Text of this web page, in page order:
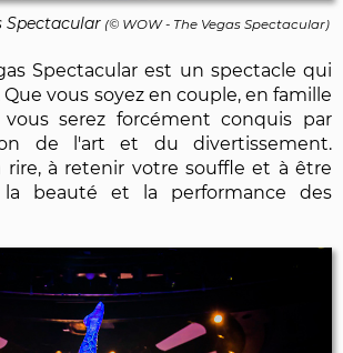
Spectacular (© WOW - The Vegas Spectacular)
Spectacular est un spectacle qui
Que vous soyez en couple, en famille
serez forcément conquis par
de l'art et du divertissement.
rire, à retenir votre souffle et à être
la beauté et la performance des